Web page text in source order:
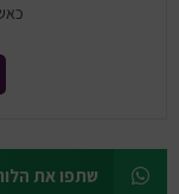
שתפו את